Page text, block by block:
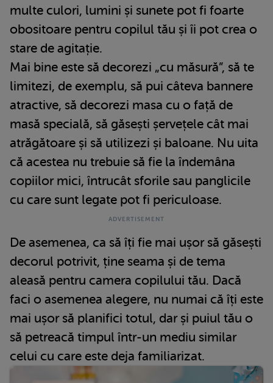
multe culori, lumini și sunete pot fi foarte
obositoare pentru copilul tău și îi pot crea o
stare de agitație.
Mai bine este să decorezi „cu măsură”, să te
limitezi, de exemplu, să pui câteva bannere
atractive, să decorezi masa cu o față de
masă specială, să găsești șervețele cât mai
atrăgătoare și să utilizezi și baloane. Nu uita
că acestea nu trebuie să fie la îndemâna
copiilor mici, întrucât sforile sau panglicile
cu care sunt legate pot fi periculoase.
De asemenea, ca să îți fie mai ușor să găsești
decorul potrivit, ține seama și de tema
aleasă pentru camera copilului tău. Dacă
faci o asemenea alegere, nu numai că îți este
mai ușor să planifici totul, dar și puiul tău o
să petreacă timpul într-un mediu similar
celui cu care este deja familiarizat.